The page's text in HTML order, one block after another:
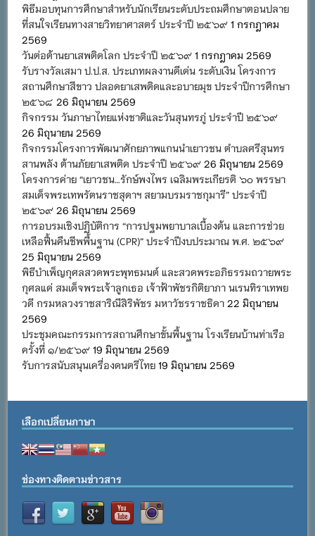
พิธีมอบทุนการศึกษาสำหรับนักเรียนระดับประถมศึกษาตอนปลาย
ที่สนใจเรียนทางสายวิทยาศาสตร์ ประจำปี ๒๕๖๙ 1 กรกฎาคม
2569
วันต่อต้านยาเสพติดโลก ประจำปี ๒๕๖๙ 1 กรกฎาคม 2569
รับรางวัลเสมา ป.ป.ส. ประเภทผลงานดีเด่น ระดับเงิน โครงการ
สถานศึกษาสีขาว ปลอดยาเสพติดและอบายมุข ประจำปีการศึกษา
๒๕๖๘ 26 มิถุนายน 2569
กิจกรรม วันภาษาไทยแห่งชาติและวันสุนทรภู่ ประจำปี ๒๕๖๙
26 มิถุนายน 2569
กิจกรรมโครงการพัฒนาศักยภาพแกนนำเยาวชน ตำบลศรีสุนทร
สานพลัง ต้านภัยยาเสพติด ประจำปี ๒๕๖๙ 26 มิถุนายน 2569
โครงการค่าย “เยาวชน…รักษ์พงไพร เฉลิมพระเกียรติ ๖๐ พรรษา
สมเด็จพระเทพรัตนราชสุดาฯ สยามบรมราชกุมารี” ประจำปี
๒๕๖๙ 26 มิถุนายน 2569
การอบรมเชิงปฏิบัติการ “การปฐมพยาบาลเบื้องต้น และการช่วย
เหลือฟื้นคืนชีพพื้นฐาน (CPR)” ประจำปีงบประมาณ พ.ศ. ๒๕๖๙
25 มิถุนายน 2569
พิธีบำเพ็ญกุศลสวดพระพุทธมนต์ และสวดพระอภิธรรมถวายพระ
กุศลแด่ สมเด็จพระเจ้าลูกเธอ เจ้าฟ้าพัชรกิติยาภา นเรนทิราเทพย
วดี กรมหลวงราชสาริณีสิริพัชร มหาวัชรราชธิดา 22 มิถุนายน
2569
ประชุมคณะกรรมการสถานศึกษาขั้นพื้นฐาน โรงเรียนบ้านท่าเรือ
ครั้งที่ ๑/๒๕๖๙ 19 มิถุนายน 2569
รับการสนับสนุนเครื่องดนตรีไทย 19 มิถุนายน 2569
เลือกเปลี่ยนภาษา
ช่องทางติดตามข่าวสาร